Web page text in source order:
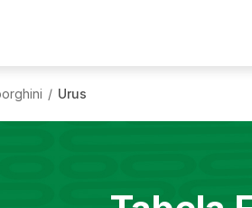
/ Urus